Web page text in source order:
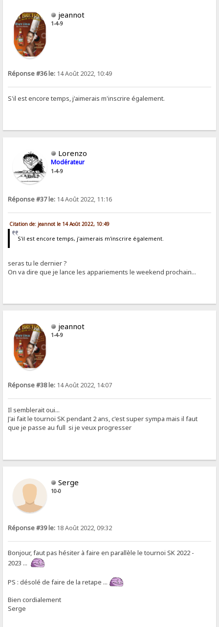
jeannot
1-4-9
Réponse #36 le: 14 Août 2022, 10:49
S'il est encore temps, j'aimerais m'inscrire également.
Lorenzo
Modérateur
1-4-9
Réponse #37 le: 14 Août 2022, 11:16
Citation de: jeannot le 14 Août 2022, 10:49
S'il est encore temps, j'aimerais m'inscrire également.
seras tu le dernier ?
On va dire que je lance les appariements le weekend prochain...
jeannot
1-4-9
Réponse #38 le: 14 Août 2022, 14:07
Il semblerait oui...
J'ai fait le tournoi SK pendant 2 ans, c'est super sympa mais il faut
que je passe au full si je veux progresser
Serge
10-0
Réponse #39 le: 18 Août 2022, 09:32
Bonjour, faut pas hésiter à faire en parallèle le tournoi SK 2022 -
2023 ...
PS : désolé de faire de la retape ...
Bien cordialement
Serge